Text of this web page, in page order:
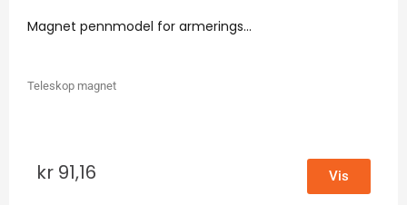
Magnet pennmodel for armerings...
Teleskop magnet
kr 91,16 Vis